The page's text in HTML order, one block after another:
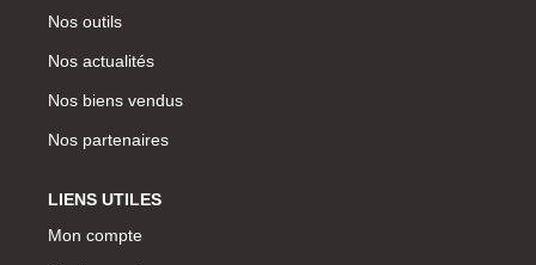
Nos outils
Nos actualités
Nos biens vendus
Nos partenaires
LIENS UTILES
Mon compte